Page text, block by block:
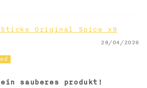
Original Spice x9
28/04/2026
sauberes produkt!